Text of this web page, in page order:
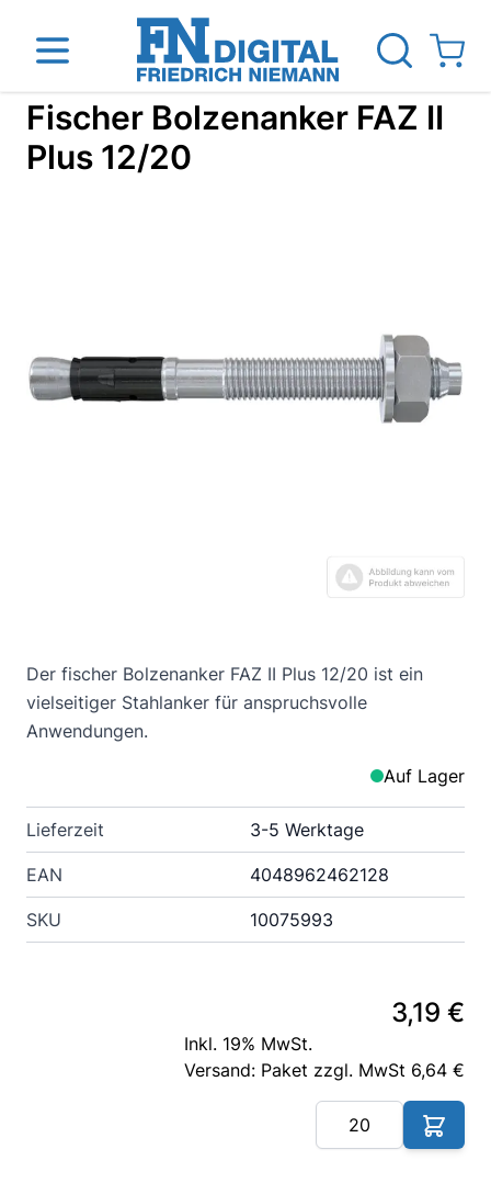
Direkt zum Inhalt
View
Fischer Bolzenanker FAZ II
Plus 12/20
Der fischer Bolzenanker FAZ II Plus 12/20 ist ein
vielseitiger Stahlanker für anspruchsvolle
Anwendungen.
Auf Lager
Lieferzeit 3-5 Werktage
EAN 4048962462128
SKU 10075993
3,19 €
Inkl. 19% MwSt.
Versand: Paket zzgl. MwSt 6,64 €